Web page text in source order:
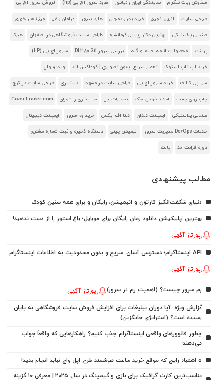
سفارش ربات تلگرام نمایندگی ایران رادیاتور هارد سرور اچ پی (hp) فروش سرور اچ پی
طراحی سایت آنریل انجین خرید بذر بادمجان هارد سرور مبلمان باغی میز ناهار خوری
صندلی پلاستیکی بهترین دکتر زیبایی کرمانشاه طراحی سایت فروشگاهی در اصفهان هیرکا
پرینت محصولات انیمه، فیلم و گیم بررسی سرور DL380 G11 سرور اچ پی (HP)
خرید لپ تاپ استوک تعمیر سریع آیفون تصویری | کوماکس لند ویدیو وال
سی پی کالاف خرید سرور اچ پی طراحی سایت در مشهد دستیاری طراحی سایت در کرج
چاپ روی چسب امداد خودرو جک تعمیرات اپل حسابداری رستوران CoverTrader.com
صندلی پلاستیکی ایمپلنت دندان دلتا اف ایکس خرید رم سرور ایمپلنت دیجیتال
خدمات DevOps مدیریت سرور انیمیشن چینی دستگاه ذخیره و ثبت شماره مشتری
دوره فرانت اند پالت
مطالب پیشنهادی
دنیای شگفت‌انگیز کارتون و انیمیشن، رایگان و برای همه سنین کودک
بهترین اپلیکیشن دانلود رمان رایگان برای موبایل؛ باغ استور را از دست ندهید!
رپورتاژ آگهی
API اینستاگرام؛ دسترسی آسان، سریع و بدون محدودیت به اطلاعات اینستاگرام
رپورتاژ آگهی
رم سرور چیست؟ (اهمیت رم در سرور) رپورتاژ آگهی
گزارش ویژه: آیا دوران تبلیغات برای افزایش فروش سایت فروشگاهی به پایان
رسیده است؟ (استراتژی جایگزین)
چطور فالوورهای واقعی اینستاگرام جذب کنیم؟ راهکارهایی که واقعاً جواب
می‌دهند!
5 اشتباه رایج که موقع خرید ساعت هوشمند طرح اپل واچ نباید انجام بدید!
مناسب‌ترین کارت گرافیک برای بازی و گیمینگ در سال ۲۰۲۵ | معرفی ۱۰ گزینه